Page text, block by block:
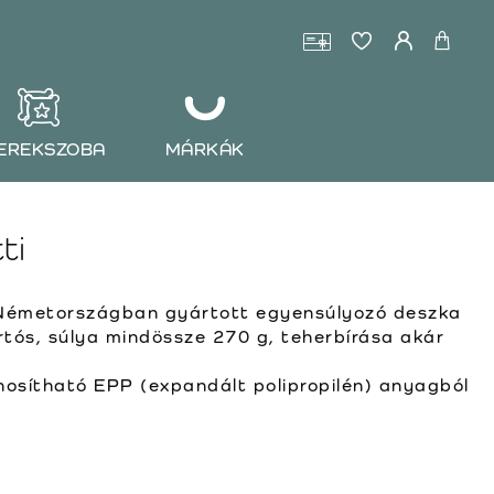
MÁRKÁK
gyártott egyensúlyozó deszka
súlya mindössze 270 g, teherbírása akár
EPP (expandált polipropilén) anyagból